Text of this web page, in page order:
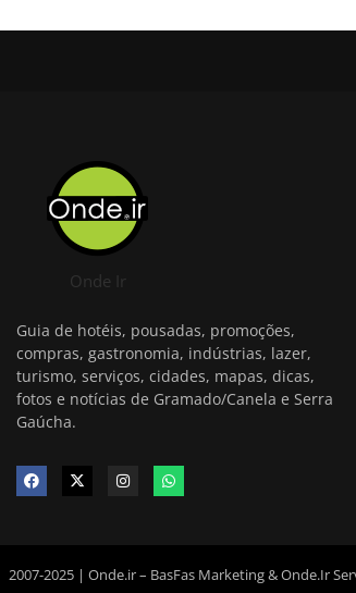
Onde Ir
Guia de hotéis, pousadas, promoções,
compras, gastronomia, indústrias, lazer,
turismo, serviços, cidades, mapas, dicas,
fotos e notícias de Gramado/Canela e Serra
Gaúcha.
2007-2025 | Onde.ir – BasFas Marketing & Onde.Ir